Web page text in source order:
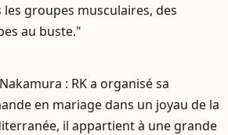
les groupes musculaires, des
au buste."
: RK a organisé sa
en mariage dans un joyau de la
il appartient à une grande